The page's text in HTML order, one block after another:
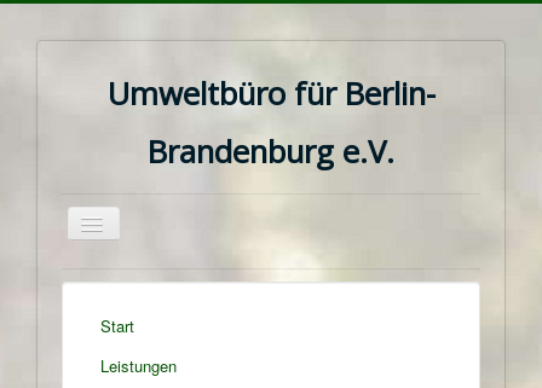
Umweltbüro für Berlin-
Brandenburg e.V.
Navigation
Start
Leistungen